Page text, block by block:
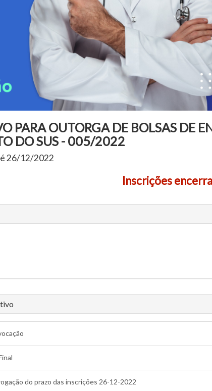
PARA OUTORGA DE BOLSAS DE
DO SUS - 005/2022
26/12/2022
Inscrições
do prazo das inscrições 26-12-2022